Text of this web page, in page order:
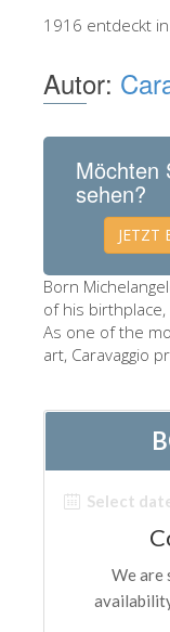
1916 entdeckt
Autor:
Möchten
sehen?
JETZT
Born
of his birthplace,
As one of the
art, Caravaggio